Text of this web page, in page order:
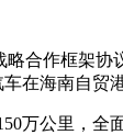
合作框架协
在海南自贸
万公里，全